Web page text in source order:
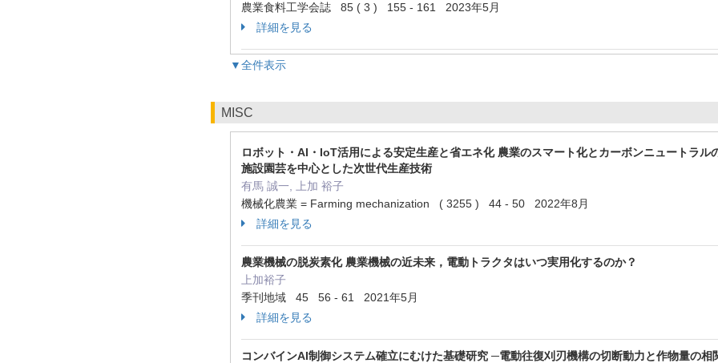
農業食料工学会誌 85 ( 3 ) 155 - 161 2023年5月
詳細を見る
▼全件表示
MISC
ロボット・AI・IoT活用による安定生産と省エネ化 農業のスマート化とカーボンニュート
施設園芸を中心とした次世代生産技術
有馬 誠一, 上加 裕子
機械化農業 = Farming mechanization ( 3255 ) 44 - 50 2022年8月
詳細を見る
農業機械の脱炭素化 農業機械の近未来，電動トラクタはいつ実用化するのか？
上加裕子
季刊地域 45 56 - 61 2021年5月
詳細を見る
コンバインAI制御システム確立にむけた基礎研究 ─電動往復刈刃機構の切断動力と作物量の相